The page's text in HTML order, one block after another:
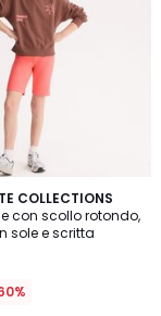
COLLECTIONS
con scollo rotondo,
sole e scritta